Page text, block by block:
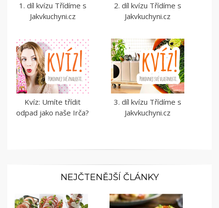
1. díl kvízu Třídíme s
Jakvkuchyni.cz
2. díl kvízu Třídíme s
Jakvkuchyni.cz
Kvíz: Umíte třídit
odpad jako naše Irča?
3. díl kvízu Třídíme s
Jakvkuchyni.cz
NEJČTENĚJŠÍ ČLÁNKY